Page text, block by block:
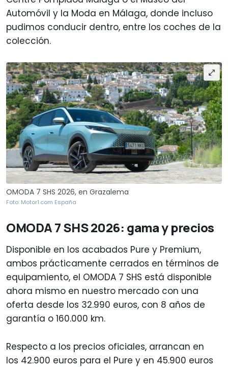
Automóvil y la Moda en Málaga, donde incluso
pudimos conducir dentro, entre los coches de la
colección.
OMODA 7 SHS 2026, en Grazalema
Foto: Motor1.com España
OMODA 7 SHS 2026: gama y precios
Disponible en los acabados Pure y Premium,
ambos prácticamente cerrados en términos de
equipamiento, el OMODA 7 SHS está disponible
ahora mismo en nuestro mercado con una
oferta desde los 32.990 euros, con 8 años de
garantía o 160.000 km.
Respecto a los precios oficiales, arrancan en
los 42.900 euros para el Pure y en 45.900 euros